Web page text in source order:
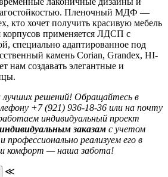
Пленочный МДФ —
кто хочет получить красивую мебель
корпусов применяется ЛДСП с
специально адаптированное под
камень Corian, Grandex, HI-
нам создавать элегантные и
лучших решений! Обращайтесь в
+7 (921) 936-18-36 или на почту
индивидуальный проект
заказам с учетом
профессионально реализуем его в
комфорт — наша забота!
≪